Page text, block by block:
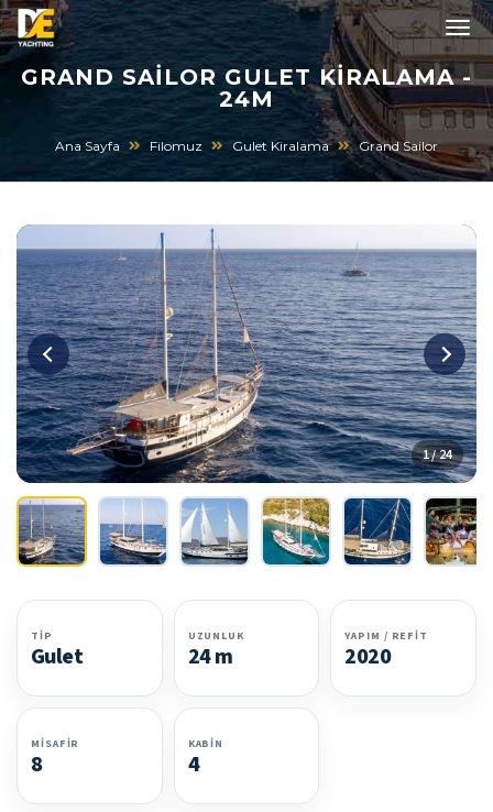
GRAND SAILOR GULET KIRALAMA -
24M
Ana Sayfa Filomuz Gulet Kiralama Grand Sailor
1 / 24
TIP
Gulet
UZUNLUK
24 m
YAPIM / REFIT
2020
MISAFIR
8
KABIN
4